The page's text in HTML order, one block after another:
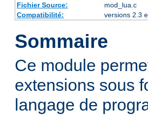
Fichier Source:
mod_lua.c
Compatibilité:
versions 2.3
Sommaire
Ce module
extensions sous
langage de